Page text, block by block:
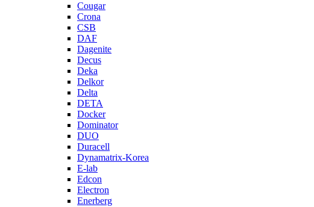
Cougar
Crona
CSB
DAF
Dagenite
Decus
Deka
Delkor
Delta
DETA
Docker
Dominator
DUO
Duracell
Dynamatrix-Korea
E-lab
Edcon
Electron
Enerberg